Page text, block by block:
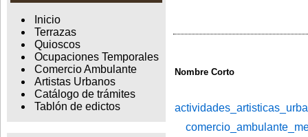
Inicio
Terrazas
Quioscos
Ocupaciones Temporales
Comercio Ambulante
Artistas Urbanos
Catálogo de trámites
Tablón de edictos
Nombre Corto